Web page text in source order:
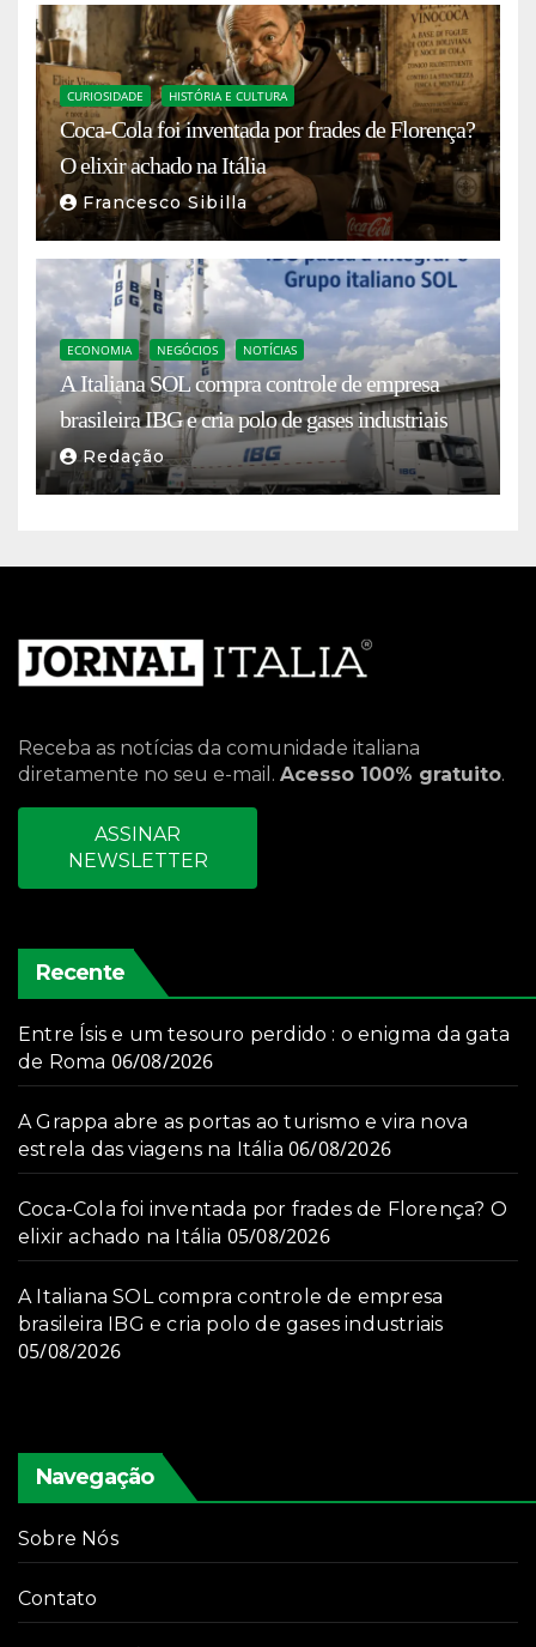
CURIOSIDADE HISTÓRIA E CULTURA
Coca-Cola foi inventada por frades de Florença?
O elixir achado na Itália
Francesco Sibilla
ECONOMIA NEGÓCIOS NOTÍCIAS
A Italiana SOL compra controle de empresa
brasileira IBG e cria polo de gases industriais
Redação
Receba as notícias da comunidade italiana
diretamente no seu e-mail. Acesso 100% gratuito.
ASSINAR
NEWSLETTER
Recente
Entre Ísis e um tesouro perdido : o enigma da gata
de Roma 06/08/2026
A Grappa abre as portas ao turismo e vira nova
estrela das viagens na Itália 06/08/2026
Coca-Cola foi inventada por frades de Florença? O
elixir achado na Itália 05/08/2026
A Italiana SOL compra controle de empresa
brasileira IBG e cria polo de gases industriais
05/08/2026
Navegação
Sobre Nós
Contato